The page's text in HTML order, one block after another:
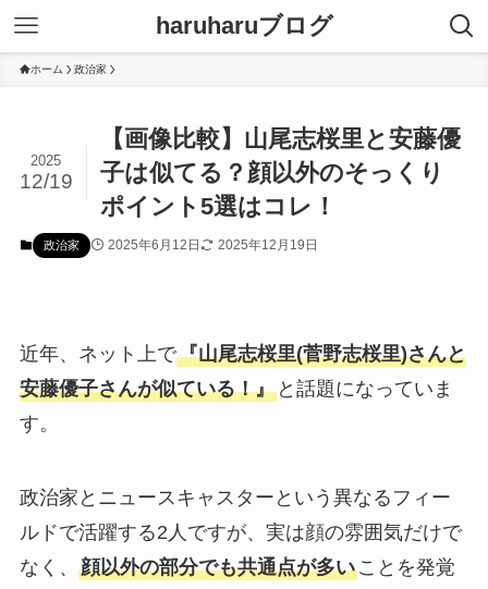
haruharuブログ
ホーム 政治家
【画像比較】山尾志桜里と安藤優
子は似てる？顔以外のそっくり
ポイント5選はコレ！
2025
12/19
政治家 2025年6月12日 2025年12月19日
近年、ネット上で『山尾志桜里(菅野志桜里)さんと
安藤優子さんが似ている！』と話題になっていま
す。
政治家とニュースキャスターという異なるフィー
ルドで活躍する2人ですが、実は顔の雰囲気だけで
なく、 顔以外の部分でも共通点が多いことを発覚